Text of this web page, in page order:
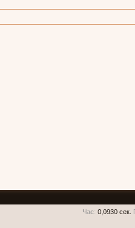
Час: 0,0930 сек.